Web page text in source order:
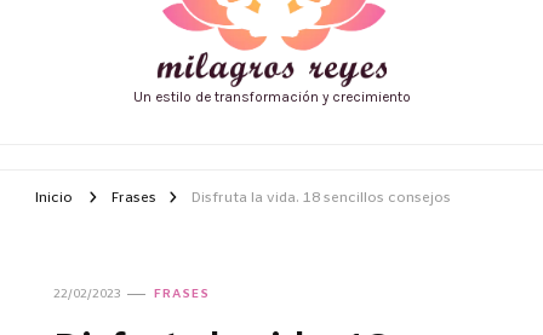
Un estilo de transformación y crecimiento
Inicio Frases Disfruta la vida. 18 sencillos consejos
22/02/2023 FRASES